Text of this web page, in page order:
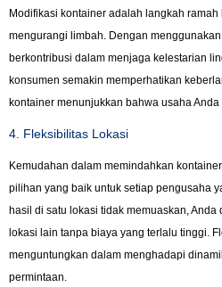
Modifikasi kontainer adalah langkah
mengurangi limbah. Dengan
berkontribusi dalam menjaga kelestarian
konsumen semakin memperhatikan
kontainer menunjukkan bahwa usaha
4. Fleksibilitas Lokasi
Kemudahan dalam memindahkan
pilihan yang baik untuk setiap pengusaha
hasil di satu lokasi tidak memuaskan,
lokasi lain tanpa biaya yang terlalu tinggi.
menguntungkan dalam menghadapi
permintaan.